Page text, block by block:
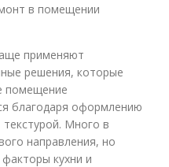
в помещении
применяют
решения, которые
помещение
благодаря оформлению
Много в
направления, но
кухни и